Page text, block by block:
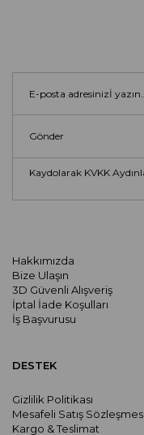
Hakkımızda
Bize Ulaşın
3D Güvenli Alışveriş
İptal İade Koşulları
İş Başvurusu
Gönder
Kaydolarak KVKK
DESTEK
Gizlilik Politikası
Mesafeli Satış
Kargo & Teslimat